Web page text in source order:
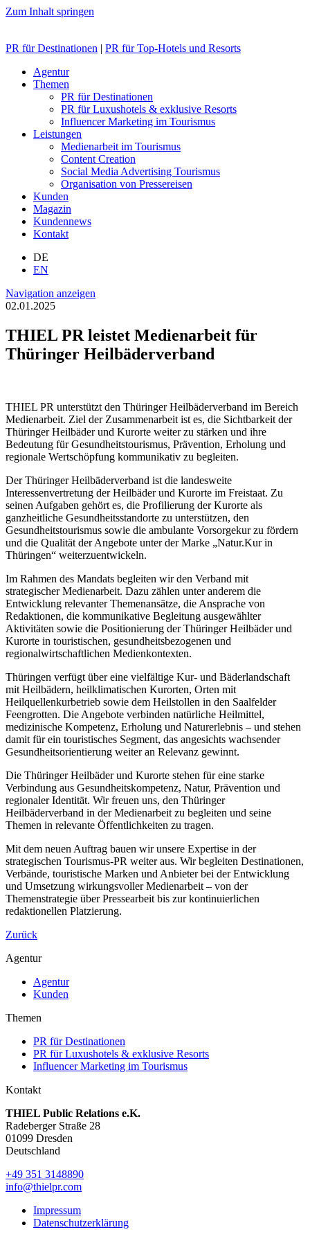
Zum Inhalt springen
PR für Destinationen | PR für Top-Hotels und Resorts
Agentur
Themen
PR für Destinationen
PR für Luxushotels & exklusive Resorts
Influencer Marketing im Tourismus
Leistungen
Medienarbeit im Tourismus
Content Creation
Social Media Advertising Tourismus
Organisation von Pressereisen
Kunden
Magazin
Kundennews
Kontakt
DE
EN
Navigation anzeigen
02.01.2025
THIEL PR leistet Medienarbeit für
Thüringer Heilbäderverband
THIEL PR unterstützt den Thüringer Heilbäderverband im Bereich
Medienarbeit. Ziel der Zusammenarbeit ist es, die Sichtbarkeit der
Thüringer Heilbäder und Kurorte weiter zu stärken und ihre
Bedeutung für Gesundheitstourismus, Prävention, Erholung und
regionale Wertschöpfung kommunikativ zu begleiten.
Der Thüringer Heilbäderverband ist die landesweite
Interessenvertretung der Heilbäder und Kurorte im Freistaat. Zu
seinen Aufgaben gehört es, die Profilierung der Kurorte als
ganzheitliche Gesundheitsstandorte zu unterstützen, den
Gesundheitstourismus sowie die ambulante Vorsorgekur zu fördern
und die Qualität der Angebote unter der Marke „Natur.Kur in
Thüringen“ weiterzuentwickeln.
Im Rahmen des Mandats begleiten wir den Verband mit
strategischer Medienarbeit. Dazu zählen unter anderem die
Entwicklung relevanter Themenansätze, die Ansprache von
Redaktionen, die kommunikative Begleitung ausgewählter
Aktivitäten sowie die Positionierung der Thüringer Heilbäder und
Kurorte in touristischen, gesundheitsbezogenen und
regionalwirtschaftlichen Medienkontexten.
Thüringen verfügt über eine vielfältige Kur- und Bäderlandschaft
mit Heilbädern, heilklimatischen Kurorten, Orten mit
Heilquellenkurbetrieb sowie dem Heilstollen in den Saalfelder
Feengrotten. Die Angebote verbinden natürliche Heilmittel,
medizinische Kompetenz, Erholung und Naturerlebnis – und stehen
damit für ein touristisches Segment, das angesichts wachsender
Gesundheitsorientierung weiter an Relevanz gewinnt.
Die Thüringer Heilbäder und Kurorte stehen für eine starke
Verbindung aus Gesundheitskompetenz, Natur, Prävention und
regionaler Identität. Wir freuen uns, den Thüringer
Heilbäderverband in der Medienarbeit zu begleiten und seine
Themen in relevante Öffentlichkeiten zu tragen.
Mit dem neuen Auftrag bauen wir unsere Expertise in der
strategischen Tourismus-PR weiter aus. Wir begleiten Destinationen,
Verbände, touristische Marken und Anbieter bei der Entwicklung
und Umsetzung wirkungsvoller Medienarbeit – von der
Themenstrategie über Pressearbeit bis zur kontinuierlichen
redaktionellen Platzierung.
Zurück
Agentur
Agentur
Kunden
Themen
PR für Destinationen
PR für Luxushotels & exklusive Resorts
Influencer Marketing im Tourismus
Kontakt
THIEL Public Relations e.K.
Radeberger Straße 28
01099 Dresden
Deutschland
+49 351 3148890
info@thielpr.com
Impressum
Datenschutzerklärung